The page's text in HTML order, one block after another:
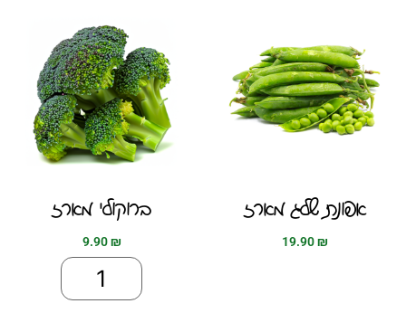
ברוקולי מארז
9.90₪
אפונת שלג מארז
19.90₪